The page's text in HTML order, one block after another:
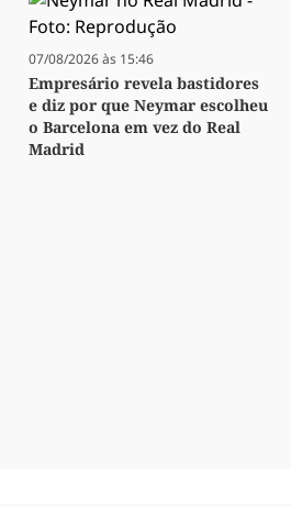
07/08/2026 às 15:46
Empresário revela bastidores
e diz por que Neymar escolheu
o Barcelona em vez do Real
Madrid